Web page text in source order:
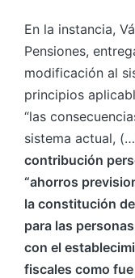
En la instancia,
Pensiones,
modificación al
principios
“las
sistema actual,
contribución
“ahorros
la constitución
para las
con el
fiscales como